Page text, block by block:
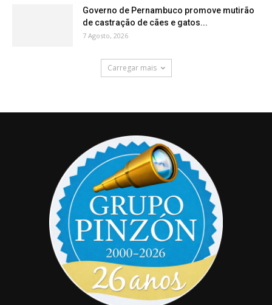
Governo de Pernambuco promove mutirão
de castração de cães e gatos...
7 Agosto, 2026
Carregar mais